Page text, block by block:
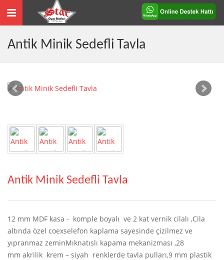
Toggle
navigation
Antik Minik Sedefli Tavla
Antik Minik Sedefli Tavla
12 mm MDF kasa - komple boyalı ve 2 kat vernik cilalı ,Cila
altında özel coexselefon kaplama sayesinde çizilmez ve
yıpranmaz zeminMıknatıslı kapama mekanizması ,28
mm akrilik krem – siyah renklerde tavla pulları,9 mm plastik